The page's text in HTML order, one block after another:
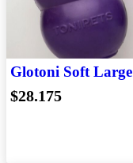
Glotoni Soft Large
$28.175